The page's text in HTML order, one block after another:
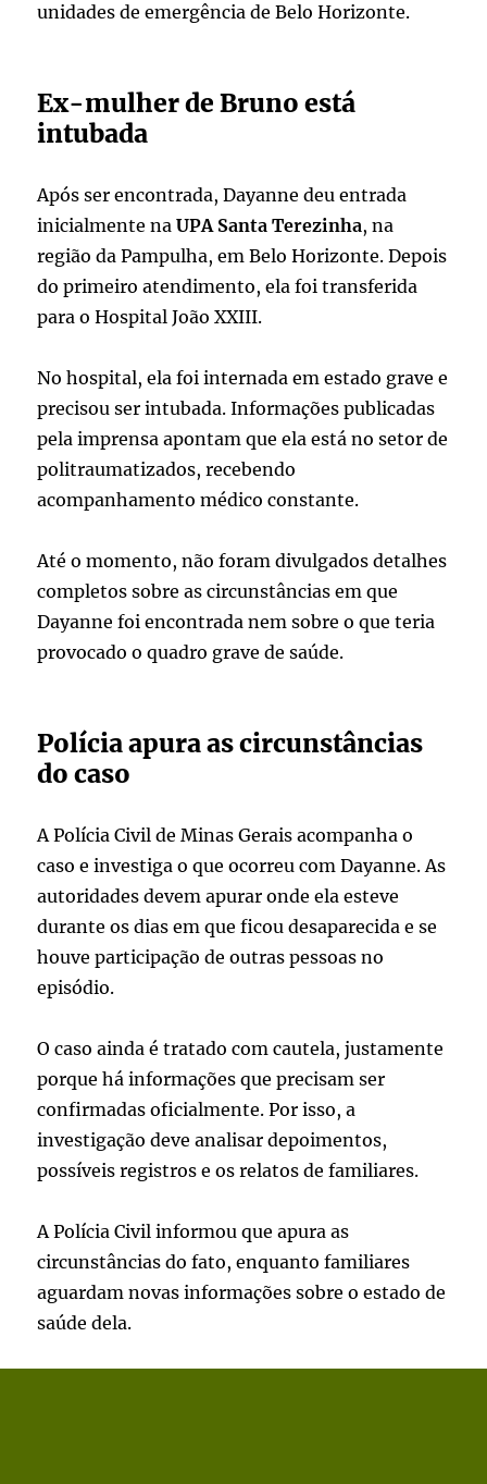
unidades de emergência de Belo Horizonte.
Ex-mulher de Bruno está
intubada
Após ser encontrada, Dayanne deu entrada
inicialmente naUPA Santa Terezinha, na
região da Pampulha, em Belo Horizonte. Depois
do primeiro atendimento, ela foi transferida
para o Hospital João XXIII.
No hospital, ela foi internada em estado grave e
precisou ser intubada. Informações publicadas
pela imprensa apontam que ela está no setor de
politraumatizados, recebendo
acompanhamento médico constante.
Até o momento, não foram divulgados detalhes
completos sobre as circunstâncias em que
Dayanne foi encontrada nem sobre o que teria
provocado o quadro grave de saúde.
Polícia apura as circunstâncias
do caso
A Polícia Civil de Minas Gerais acompanha o
caso e investiga o que ocorreu com Dayanne. As
autoridades devem apurar onde ela esteve
durante os dias em que ficou desaparecida e se
houve participação de outras pessoas no
episódio.
O caso ainda é tratado com cautela, justamente
porque há informações que precisam ser
confirmadas oficialmente. Por isso, a
investigação deve analisar depoimentos,
possíveis registros e os relatos de familiares.
A Polícia Civil informou que apura as
circunstâncias do fato, enquanto familiares
aguardam novas informações sobre o estado de
saúde dela.